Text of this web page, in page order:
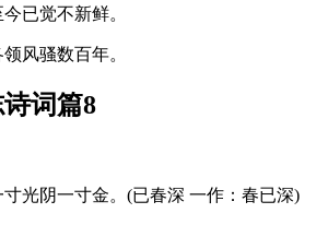
已觉不新鲜。
风骚数百年。
词篇8
光阴一寸金。(已春深 一作：春已深)